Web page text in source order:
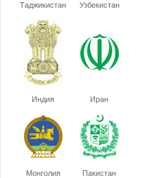
Таджикистан Узбекистан
Индия Иран
Монголия Пакистан